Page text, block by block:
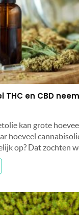
THC en CBD
kan grote
hoeveel
op? Dat zochten